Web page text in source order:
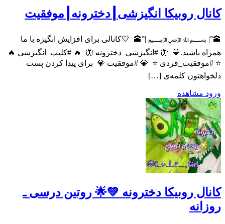
روبیکا انگیزشی┃دخترونه┃موفقيت
﷽ |°🕋 ‌ 💛کانالی برای افزایش انگیزه با ما
باشید.💛 ‌ 🦋 #انگیزشی_دخترونه 🦋 ‌ 🔥 #کلیپ_انگیزشی 🔥
⭐ ‌ 💎 #موفقیت 💎 ‌ برای پیدا کردن پست
کلمه‌ی […]
مشاهده
روبیکا دخترونه 💚🌟 روتین درسی ـ